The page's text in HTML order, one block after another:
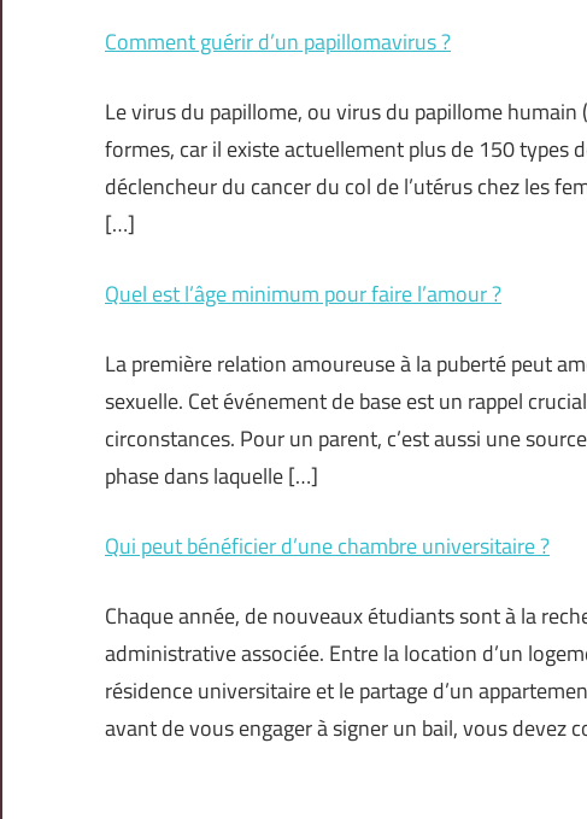
Comment guérir d’un papillomavirus ?
Le virus du papillome, ou virus du papillome
formes, car il existe actuellement plus de 150 types
déclencheur du cancer du col de l’utérus chez les
[…]
Quel est l’âge minimum pour faire l’amour ?
La première relation amoureuse à la puberté peut
sexuelle. Cet événement de base est un rappel
circonstances. Pour un parent, c’est aussi une
phase dans laquelle […]
Qui peut bénéficier d’une chambre universitaire ?
Chaque année, de nouveaux étudiants sont à la
administrative associée. Entre la location d’un
résidence universitaire et le partage d’un
avant de vous engager à signer un bail, vous devez